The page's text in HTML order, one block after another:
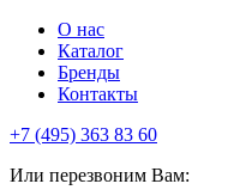
О нас
Каталог
Бренды
Контакты
+7 (495) 363 83 60
Или перезвоним Вам: